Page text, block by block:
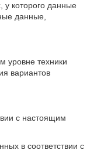
у которого данные
данные,
уровне техники
вариантов
с настоящим
в соответствии с